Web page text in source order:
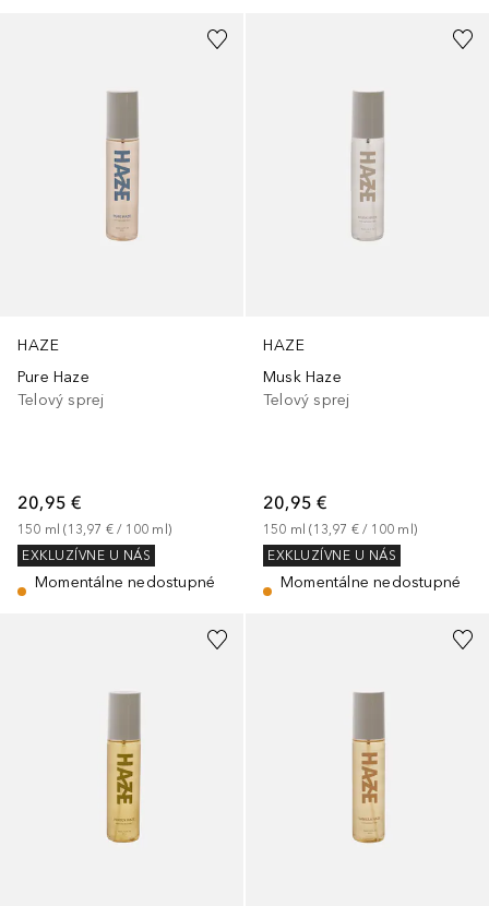
HAZE
Pure Haze
Telový sprej
20,95 €
150 ml (13,97 € / 100 ml )
EXKLUZÍVNE U NÁS
Momentálne nedostupné
HAZE
Musk Haze
Telový sprej
20,95 €
150 ml (13,97 € / 100 ml )
EXKLUZÍVNE U NÁS
Momentálne nedostupné